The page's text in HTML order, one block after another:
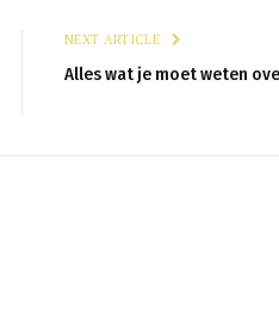
NEXT ARTICLE
Alles wat je moet weten